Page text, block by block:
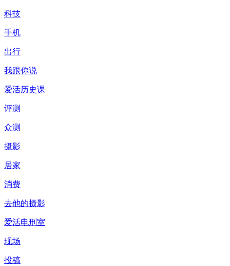
科技
手机
出行
我跟你说
爱活历史课
评测
众测
摄影
居家
消费
去他的摄影
爱活电刑室
现场
投稿